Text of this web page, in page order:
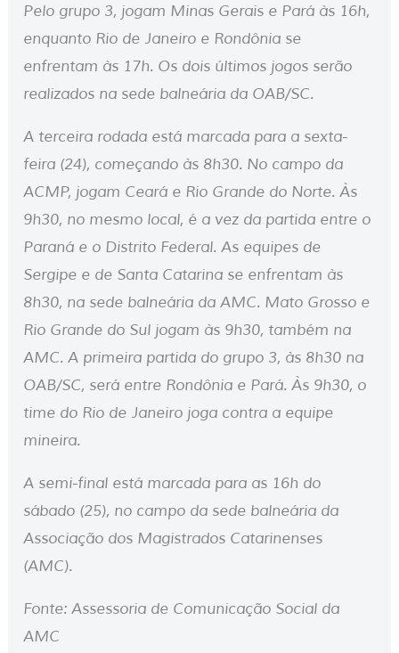
Pelo grupo 3, jogam Minas Gerais e Pará às 16h,
enquanto Rio de Janeiro e Rondônia se
enfrentam às 17h. Os dois últimos jogos serão
realizados na sede balneária da OAB/SC.
A terceira rodada está marcada para a sexta-
feira (24), começando às 8h30. No campo da
ACMP, jogam Ceará e Rio Grande do Norte. Às
9h30, no mesmo local, é a vez da partida entre o
Paraná e o Distrito Federal. As equipes de
Sergipe e de Santa Catarina se enfrentam às
8h30, na sede balneária da AMC. Mato Grosso e
Rio Grande do Sul jogam às 9h30, também na
AMC. A primeira partida do grupo 3, às 8h30 na
OAB/SC, será entre Rondônia e Pará. Às 9h30, o
time do Rio de Janeiro joga contra a equipe
mineira.
A semi-final está marcada para as 16h do
sábado (25), no campo da sede balneária da
Associação dos Magistrados Catarinenses
(AMC).
Fonte: Assessoria de Comunicação Social da
AMC